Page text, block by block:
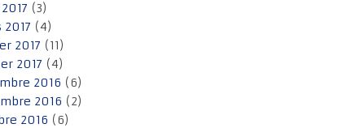
(3)
2017 (4)
2017 (11)
2017 (4)
2016 (6)
2016 (2)
2016 (6)